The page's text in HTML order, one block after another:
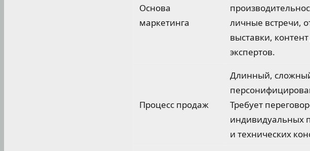
Основа
маркетинга
личные встречи,
выставки,
экспертов.
Процесс продаж
Длинный,
Требует
индивидуальных
и технических